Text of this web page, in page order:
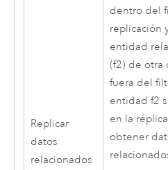
Replicar
datos
relacionados
dentro del
replicación
entidad
(f2) de otra
fuera del
entidad f2
en la
obtener